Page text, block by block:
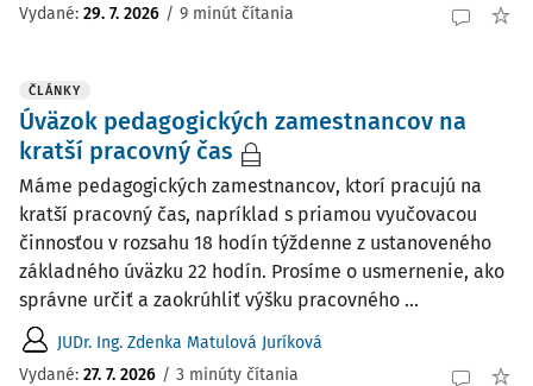
Vydané: 29. 7. 2026 / 9 minút čítania
ČLÁNKY
Úväzok pedagogických zamestnancov na
kratší pracovný čas
Máme pedagogických zamestnancov, ktorí pracujú na
kratší pracovný čas, napríklad s priamou vyučovacou
činnosťou v rozsahu 18 hodín týždenne z ustanoveného
základného úväzku 22 hodín. Prosíme o usmernenie, ako
správne určiť a zaokrúhliť výšku pracovného ...
JUDr. Ing. Zdenka Matulová Juríková
Vydané: 27. 7. 2026 / 3 minúty čítania